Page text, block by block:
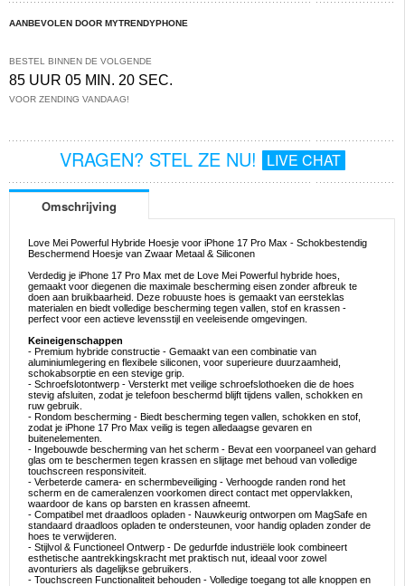
AANBEVOLEN DOOR MYTRENDYPHONE
BESTEL BINNEN DE VOLGENDE
85 UUR 05 MIN. 19 SEC.
VOOR ZENDING VANDAAG!
VRAGEN? STEL ZE NU! LIVE CHAT
Omschrijving
Love Mei Powerful Hybride Hoesje voor iPhone 17 Pro Max - Schokbestendig
Beschermend Hoesje van Zwaar Metaal & Siliconen
Verdedig je iPhone 17 Pro Max met de Love Mei Powerful hybride hoes,
gemaakt voor diegenen die maximale bescherming eisen zonder afbreuk te
doen aan bruikbaarheid. Deze robuuste hoes is gemaakt van eersteklas
materialen en biedt volledige bescherming tegen vallen, stof en krassen -
perfect voor een actieve levensstijl en veeleisende omgevingen.
Keineigenschappen
- Premium hybride constructie - Gemaakt van een combinatie van
aluminiumlegering en flexibele siliconen, voor superieure duurzaamheid,
schokabsorptie en een stevige grip.
- Schroefslotontwerp - Versterkt met veilige schroefslothoeken die de hoes
stevig afsluiten, zodat je telefoon beschermd blijft tijdens vallen, schokken en
ruw gebruik.
- Rondom bescherming - Biedt bescherming tegen vallen, schokken en stof,
zodat je iPhone 17 Pro Max veilig is tegen alledaagse gevaren en
buitenelementen.
- Ingebouwde bescherming van het scherm - Bevat een voorpaneel van gehard
glas om te beschermen tegen krassen en slijtage met behoud van volledige
touchscreen responsiviteit.
- Verbeterde camera- en schermbeveiliging - Verhoogde randen rond het
scherm en de cameralenzen voorkomen direct contact met oppervlakken,
waardoor de kans op barsten en krassen afneemt.
- Compatibel met draadloos opladen - Nauwkeurig ontworpen om MagSafe en
standaard draadloos opladen te ondersteunen, voor handig opladen zonder de
hoes te verwijderen.
- Stijlvol & Functioneel Ontwerp - De gedurfde industriële look combineert
esthetische aantrekkingskracht met praktisch nut, ideaal voor zowel
avonturiers als dagelijkse gebruikers.
- Touchscreen Functionaliteit behouden - Volledige toegang tot alle knoppen en